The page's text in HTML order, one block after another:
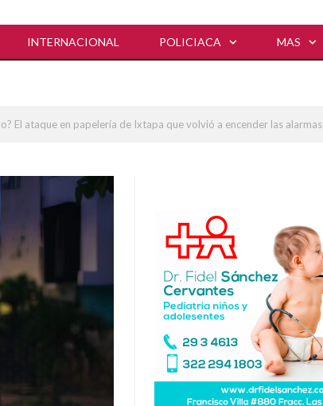
INTERNACIONAL POLICIACA MAS
El ataque en papelería de Ixtapa que volvió a encender las alarmas